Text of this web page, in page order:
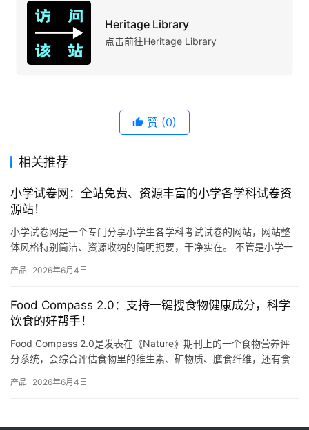
Heritage Library
点击前往Heritage Library
赞 (0)
相关推荐
小学试卷网：全站免费、资源丰富的小学各学科试卷资
源站！
小学试卷网是一个专门分享小学生各学科考试试卷的网站，网站整
体风格特别简洁、资源收纳的简明扼要，干净实在。 不管是小学一
都有…
产品 2026年6月4日
Food Compass 2.0：支持一键搜食物健康成分，科学
饮食的好帮手！
Food Compass 2.0是发表在《Nature》期刊上的一个食物营养评
分系统，会综合评估食物里的维生素、矿物质、膳食纤维，还有食
产品 2026年6月4日